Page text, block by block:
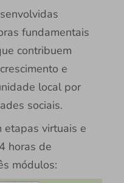
fundamentais
contribuem
e
local por
sociais.
etapas virtuais e
horas de
módulos: